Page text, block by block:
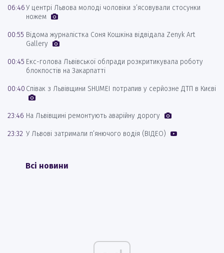
06:46У центрі Львова молоді чоловіки з’ясовували стосунки
ножем
00:55 Відома журналістка Соня Кошкіна відвідала Zenyk Art
Gallery
00:45 Екс-голова Львівської облради розкритикувала роботу
блокпостів на Закарпатті
00:40 Співак з Львівщини SHUMEI потрапив у серйозне ДТП в Києві
23:46 На Львівщині ремонтують аварійну дорогу
23:32 У Львові затримали п’янючого водія (ВІДЕО)
Всі новини